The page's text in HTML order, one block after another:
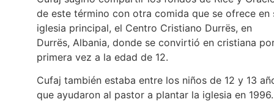
de este término con otra comida que se ofrece en
iglesia principal, el Centro Cristiano Durrës, en
Durrës, Albania, donde se convirtió en cristiana
primera vez a la edad de 12.
Cufaj también estaba entre los niños de 12 y 13
que ayudaron al pastor a plantar la iglesia en 1996.